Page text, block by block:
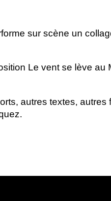
sur scène un
Le vent se lève au
autres textes, autres